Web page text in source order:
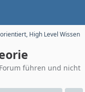
High Level Wissen
führen und nicht